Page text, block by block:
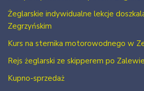
Żeglarskie indywidualne lekcje
Zegrzyńskim
Kurs na sternika motorowodnego w
Rejs żeglarski ze skipperem po
Kupno-sprzedaż